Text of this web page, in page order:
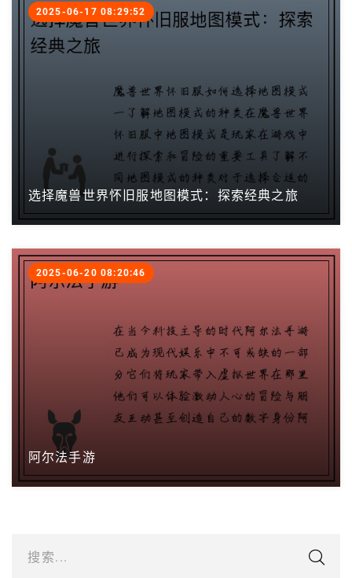
选择魔兽世界怀旧服地图模式：探索经典之旅
2025-06-17 08:29:52
阿尔法手游
2025-06-20 08:20:46
搜索...